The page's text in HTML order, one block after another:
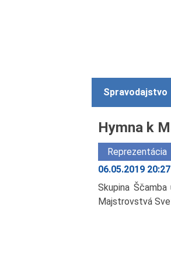
Spravodajstvo
Hymna k
Reprezentácia
06.05.2019 20:27
Skupina
Majstrovstvá